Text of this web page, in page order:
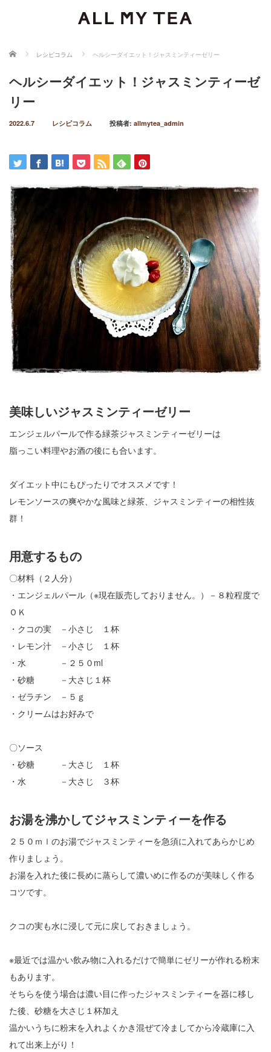
ホーム レシピコラム ヘルシーダイエット！ジャスミンティーゼリー
ヘルシーダイエット！ジャスミンティーゼ
リー
2022.6.7 レシピコラム 投稿者: allmytea_admin
美味しいジャスミンティーゼリー
エンジェルパールで作る緑茶ジャスミンティーゼリーは
脂っこい料理やお酒の後にも合います。
ダイエット中にもぴったりでオススメです！
レモンソースの爽やかな風味と緑茶、ジャスミンティーの相性抜
群！
用意するもの
〇材料（２人分）
・エンジェルパール（※現在販売しておりません。）－８粒程度で
ＯＫ
・クコの実 －小さじ １杯
・レモン汁 －小さじ １杯
・水 －２５０ml
・砂糖 －大さじ１杯
・ゼラチン －５ｇ
・クリームはお好みで
〇ソース
・砂糖 －大さじ １杯
・水 －大さじ ３杯
お湯を沸かしてジャスミンティーを作る
２５０ｍｌのお湯でジャスミンティーを急須に入れてあらかじめ
作りましょう。
お湯を入れた後に長めに蒸らして濃いめに作るのが美味しく作る
コツです。
クコの実も水に浸して元に戻しておきましょう。
※最近では温かい飲み物に入れるだけで簡単にゼリーが作れる粉末
もあります。
そちらを使う場合は濃い目に作ったジャスミンティーを器に移し
た後、砂糖を大さじ１杯加え
温かいうちに粉末を入れよくかき混ぜて冷ましてから冷蔵庫に入
れて出来上がり！